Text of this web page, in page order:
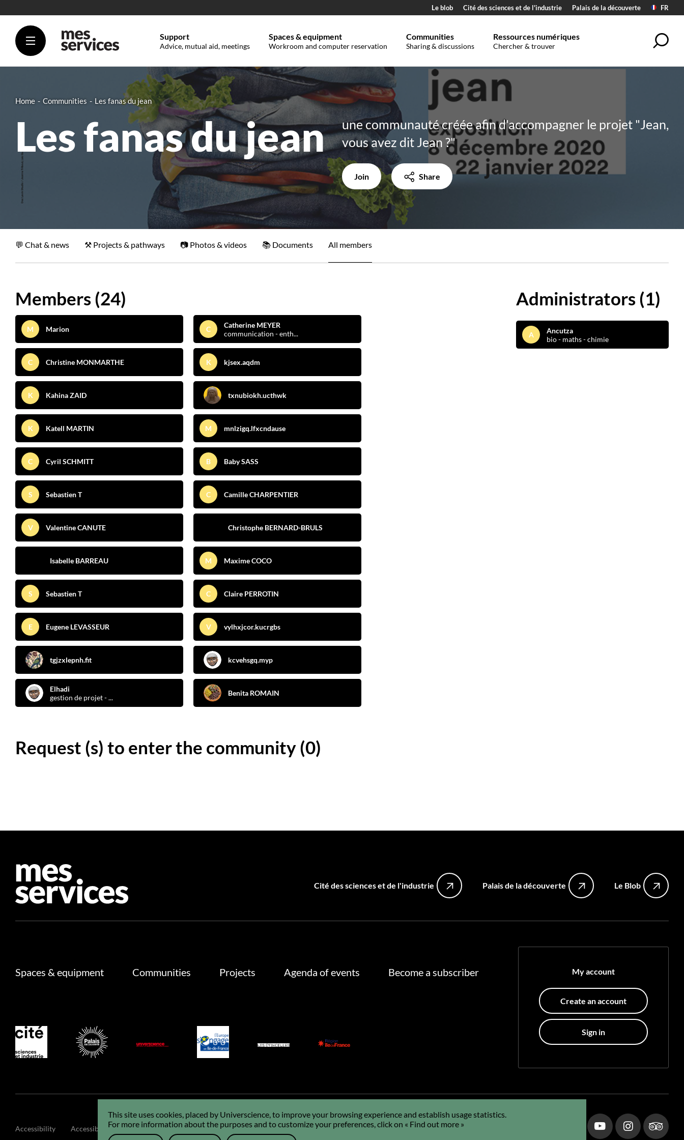
Le blob Cité des sciences et de l'industrie Palais de la découverte FR
Support
Advice, mutual aid, meetings
Spaces & equipment
Workroom and computer reservation
Communities
Sharing & discussions
Ressources numériques
Chercher & trouver
This site uses cookies, placed by Universcience, to improve your browsing experience and establish usage statistics.
For more information about the purposes and to customize your preferences, click on « Find out more »
Home Communities Les fanas du jean
Les fanas du jean
une communauté créée afin d'accompagner le projet "Jean,
vous avez dit Jean ?"
Join Share
Chat & news Projects & pathways Photos & videos Documents All members
Members (24)
M Marion C
Catherine MEYER
communication - enth...
C Christine MONMARTHE K kjsex.aqdm
K Kahina ZAID txnubiokh.ucthwk
K Katell MARTIN M mnlzigq.lfxcndause
C Cyril SCHMITT B Baby SASS
S Sebastien T C Camille CHARPENTIER
V Valentine CANUTE Christophe BERNARD-BRULS
Isabelle BARREAU M Maxime COCO
S Sebastien T C Claire PERROTIN
E Eugene LEVASSEUR V vylhxjcor.kucrgbs
tgjzxlepnh.fit kcvehsgq.myp
Elhadi
gestion de projet - ...
Benita ROMAIN
Request (s) to enter the community (0)
Administrators (1)
A
Ancutza
bio - maths - chimie
Cité des sciences et de l'industrie Palais de la découverte Le Blob
My account
Create an account
Sign in
Spaces & equipment Communities Projects Agenda of events Become a subscriber
Accessibility Accessibility : non-compliant GCU Legals GDPR Using cookies Sitemap Q&A FR